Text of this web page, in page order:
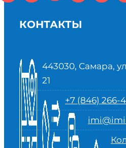
КОНТАКТЫ
443030, Самара,
21
+7 (846) 266-